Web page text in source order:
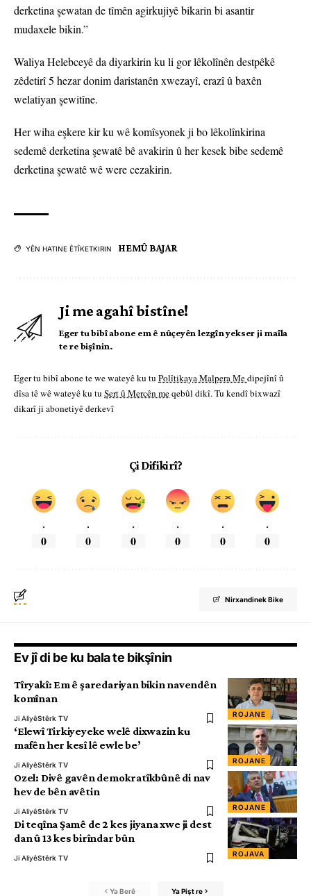
derketina şewatan de tîmên agirkujiyê bikarin bi asantir
mudaxele bikin.”
Waliya Helebceyê da diyarkirin ku li gor lêkolînên destpêkê
zêdetirî 5 hezar donim daristanên xwezayî, erazî û baxên
welatiyan şewitîne.
Her wiha eşkere kir ku wê komîsyonek ji bo lêkolînkirina
sedemê derketina şewatê bê avakirin û her kesek bibe sedemê
derketina şewatê wê were cezakirin.
YÊN HATINE ÊTÎKETKIRIN HEMÛ BAJAR
Ji me agahî bistîne!
Eger tu bibî abone em ê nûçeyên lezgîn yekser ji maîla
te re bişînin.
Eger tu bibî abone te we wateyê ku tu Polîtikaya Malpera Medipejînî û
dîsa tê wê wateyê ku tu Şert û Mercên meqebûl dikî. Tu kendî bixwazî
dikarî ji abonetiyê derkevî
Çi Difikirî?
.
0
.
0
.
0
.
0
.
0
.
0
Nirxandinek Bike
Ev jî di be ku bala te bikşînin
ROJANE
Tîryakî: Em ê şaredariyan bikin navendên
komînan
Ji AliyêStêrk TV
ROJANE
‘Elewî Tirkiyeyeke welê dixwazin ku
mafên her kesî lê ewle be’
Ji AliyêStêrk TV
ROJANE
Ozel: Divê gavên demokratîkbûnê di nav
hev de bên avêtin
Ji AliyêStêrk TV
ROJAVA
Di teqîna Şamê de 2 kes jiyana xwe ji dest
dan û 13 kes birîndar bûn
Ji AliyêStêrk TV
Ya Berê Ya Pişt re